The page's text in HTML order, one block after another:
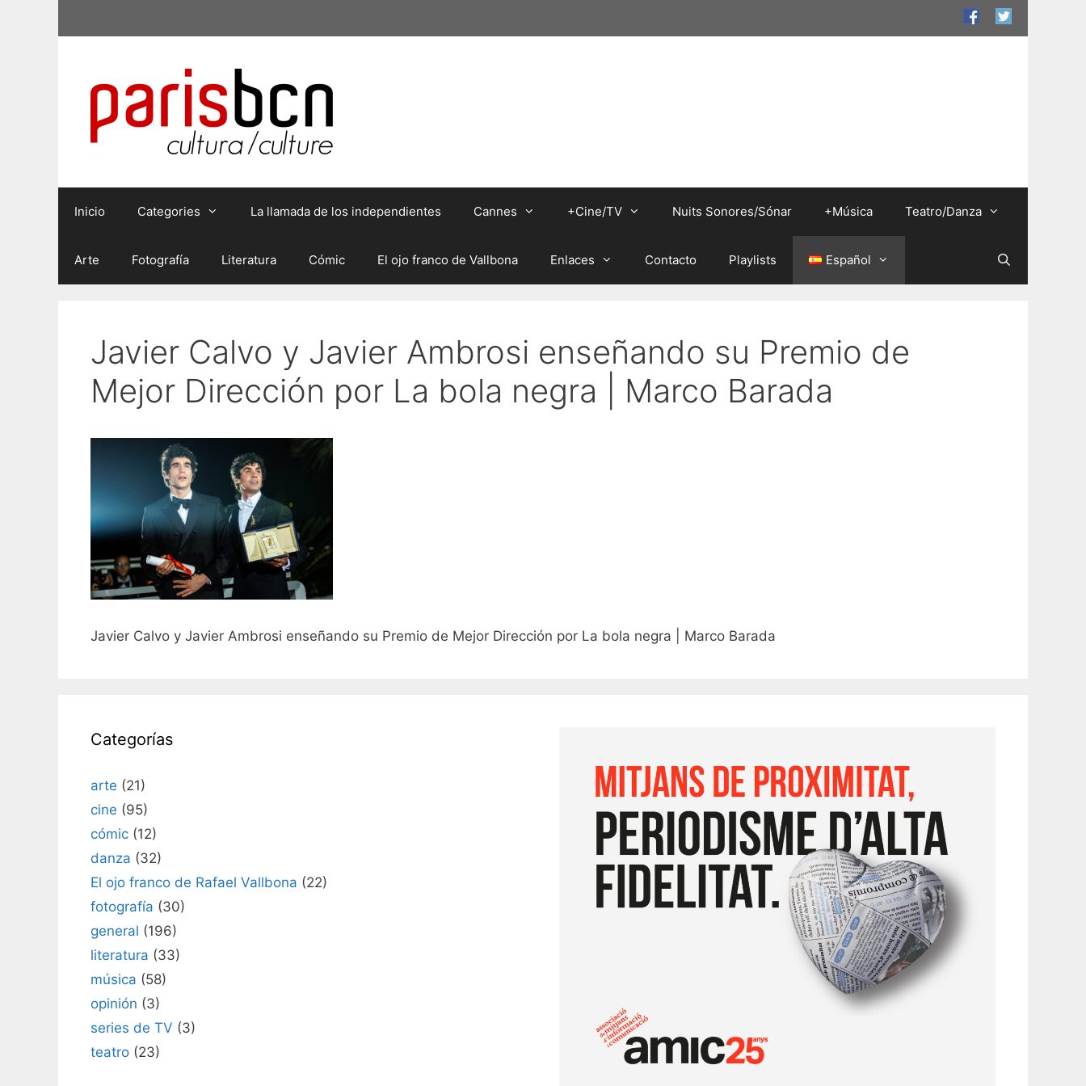
Inicio Categories La llamada de los independientes Cannes +Cine/TV Nuits Sonores/Sónar +Música Teatro/Danza
Arte Fotografía Literatura Cómic El ojo franco de Vallbona Enlaces Contacto Playlists Español
Javier Calvo y Javier Ambrosi enseñando su Premio de
Mejor Dirección por La bola negra | Marco Barada
Javier Calvo y Javier Ambrosi enseñando su Premio de Mejor Dirección por La bola negra | Marco Barada
Categorías
arte (21)
cine (95)
cómic (12)
danza (32)
El ojo franco de Rafael Vallbona (22)
fotografía (30)
general (196)
literatura (33)
música (58)
opinión (3)
series de TV (3)
teatro (23)